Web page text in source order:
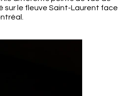
sur le fleuve Saint-Laurent face